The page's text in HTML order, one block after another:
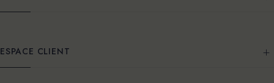
ESPACE CLIENT